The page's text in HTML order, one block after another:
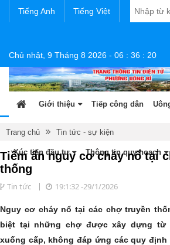
Tiếng Anh Tiếng Việt
Chủ nhật, 9 Tháng 8 2026 - 06 : 36 : 21
Giới thiệu Tiếp công dân
Tin tức - sự kiện Sản phẩm OCOP
Xúc tiến đầu tư Thông tin quy hoạch
Trang chủ Tin tức - sự kiện
Tiềm ẩn nguy cơ cháy nổ tại
thống
Tin tức 19:1:32 -29/1/2026
Nguy cơ cháy nổ tại các chợ truyền
biệt tại những chợ được xây dựng từ
xuống cấp, không đáp ứng các quy